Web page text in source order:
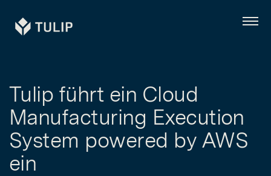
Tulip Menü
Tulip führt ein Cloud
Manufacturing Execution
System powered by AWS
ein